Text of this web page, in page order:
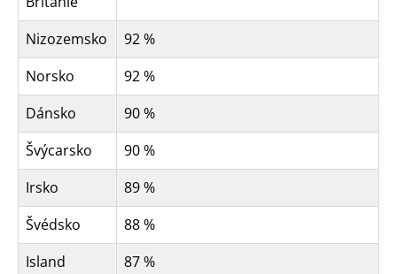
Nizozemsko
92 %
Norsko
92 %
Dánsko
90 %
Švýcarsko
90 %
Irsko
89 %
Švédsko
88 %
Island
87 %